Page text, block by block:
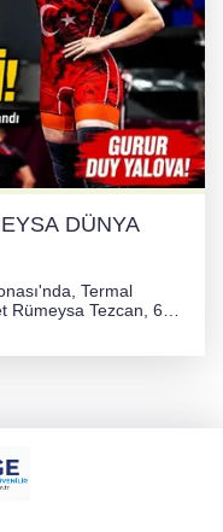
DÜNYA
Termal
Rümeysa Tezcan, 69